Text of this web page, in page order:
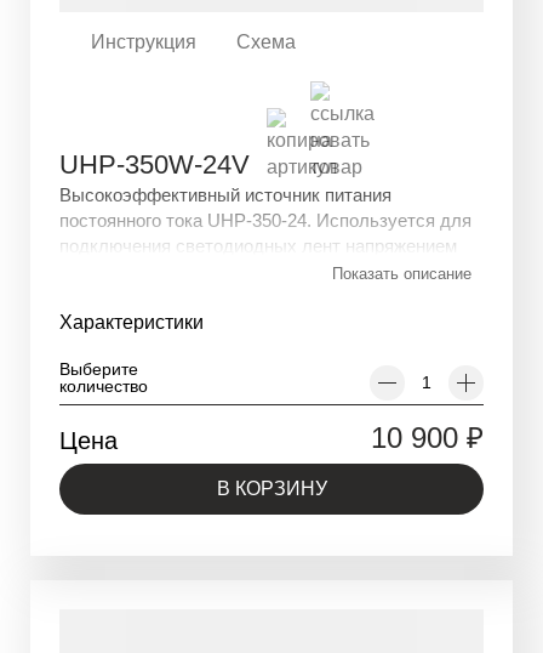
Инструкция Схема
UHP-350W-24V
Высокоэффективный источник питания
постоянного тока UHP-350-24. Используется для
подключения светодиодных лент напряжением
24V. Устройство защищено от перегрузки,
Показать описание
Характеристики
Выберите
количество
Цена 10 900 ₽
В КОРЗИНУ